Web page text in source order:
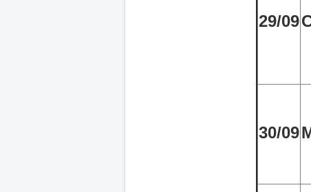
29/09
30/09